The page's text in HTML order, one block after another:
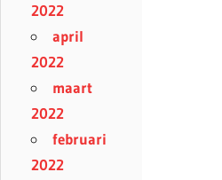
2022
april
2022
maart
2022
februari
2022